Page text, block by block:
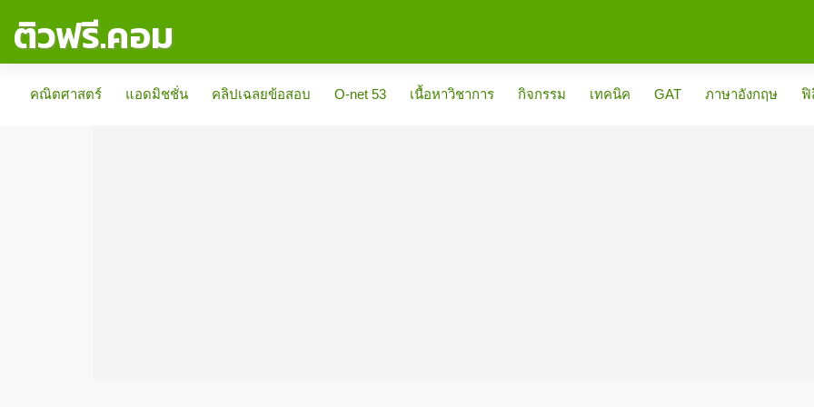
ติวฟรี.คอม
คณิตศาสตร์
แอดมิชชั่น คลิปเฉลยข้อสอบ O-net 53 เนื้อหาวิชาการ กิจกรรม เทคนิค GAT ภาษาอังกฤษ ฟิ